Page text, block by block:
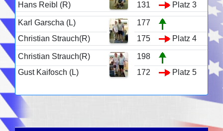
Hans Reibl (R)
131 Platz 3
Karl Garscha (L)
177
Christian Strauch(R)
175 Platz 4
Christian Strauch(R)
198
Gust Kaifosch (L)
172 Platz 5